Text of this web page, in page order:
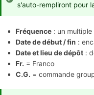
s'auto-rempliront pour
Fréquence : un multiple
Date de début / fin :
Date et lieu de dépôt :
Fr. = Franco
C.G. = commande